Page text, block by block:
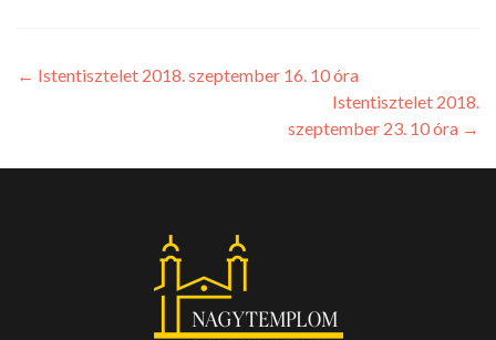
← Istentisztelet 2018. szeptember 16. 10 óra
Istentisztelet 2018.
szeptember 23. 10 óra →